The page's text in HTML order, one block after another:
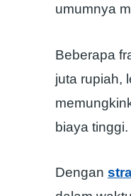
umumnya
Beberapa
juta rupiah,
biaya tinggi.
Dengan